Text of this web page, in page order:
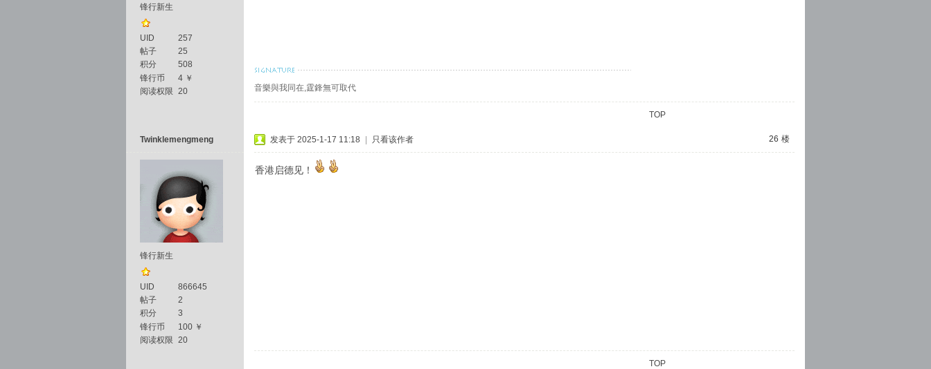
锋行新生
UID
257
帖子
25
积分
508
锋行币
4 ￥
阅读权限
20 音樂與我同在,霆鋒無可取代
TOP
Twinklemengmeng
锋行新生
UID
866645
帖子
2
积分
3
锋行币
100 ￥
阅读权限
20
26 楼
发表于 2025-1-17 11:18 只看该作者
香港启德见！
TOP